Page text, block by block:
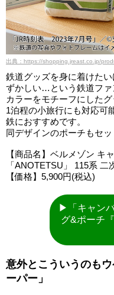
出典：https://shopping.jreast.co.jp/
鉄道グッズを身に着けた
ずかしい…という鉄道ファ
カラーをモチーフにしたグ
1泊程の小旅行にも対応可
鉄におすすめです。
同デザインのポーチもセッ
【商品名】ベルメゾン キ
「ANOTETSU」 115系 二
【価格】5,900円(税込)
▶「キャン
グ&ポーチ
意外とこういうのも
ーパー」